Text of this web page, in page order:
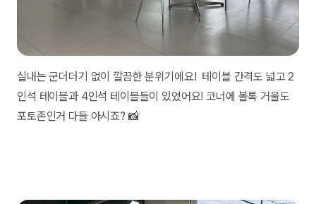
실내는 군더더기 없이 깔끔한 분위기에요! 테이블 간격도 넓고 2
인석 테이블과 4인석 테이블들이 있었어요! 코너에 볼록 거울도
포토존인거 다들 아시죠? 📸